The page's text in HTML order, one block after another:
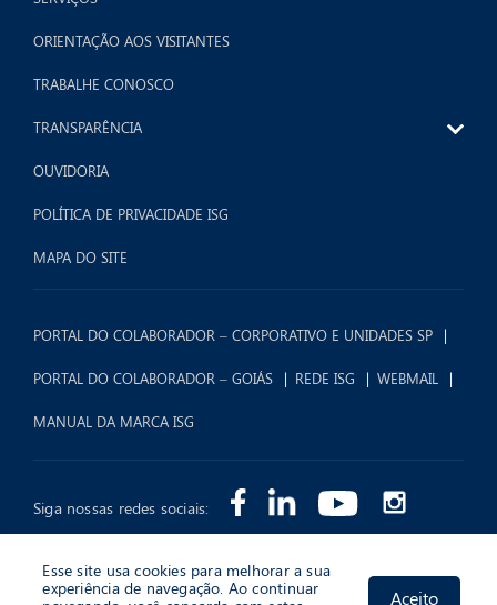
ORIENTAÇÃO AOS VISITANTES
TRABALHE CONOSCO
TRANSPARÊNCIA
OUVIDORIA
POLÍTICA DE PRIVACIDADE ISG
MAPA DO SITE
PORTAL DO COLABORADOR – CORPORATIVO E UNIDADES SP
PORTAL DO COLABORADOR – GOIÁS REDE ISG WEBMAIL
MANUAL DA MARCA ISG
Siga nossas redes sociais:
Esse site usa cookies para melhorar a sua
experiência de navegação. Ao continuar
Aceito